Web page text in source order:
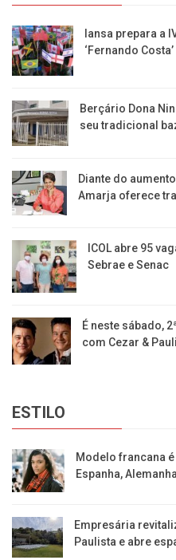
Iansa prepara a
‘Fernando Costa’
Berçário Dona
seu tradicional
Diante do
Amarja oferece
ICOL abre 95
Sebrae e Senac
É neste sábado,
com Cezar &
ESTILO
Modelo francana
Espanha,
Empresária
Paulista e abre